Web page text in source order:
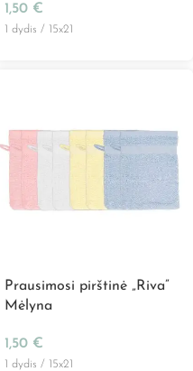
1,50 €
1 dydis / 15x21
Prausimosi pirštinė „Riva”
Mėlyna
1,50 €
1 dydis / 15x21